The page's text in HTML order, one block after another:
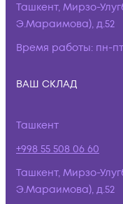
Ташкент, Мирзо-
Э.Мараимова), д.52
Время работы: пн-
ВАШ СКЛАД
Ташкент
+998 55 508 06 60
Ташкент, Мирзо-
Э.Мараимова), д.52